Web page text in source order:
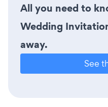
All you need to
Wedding
away.
See